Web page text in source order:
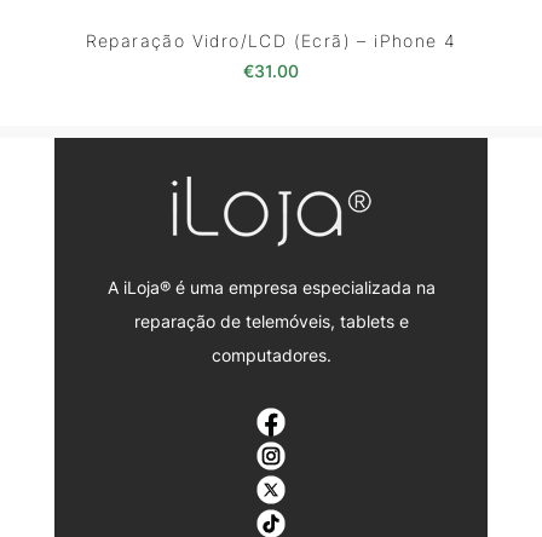
Reparação Vidro/LCD (Ecrã) – iPhone 4
€31.00
A iLoja® é uma empresa especializada na
reparação de telemóveis, tablets e
computadores.